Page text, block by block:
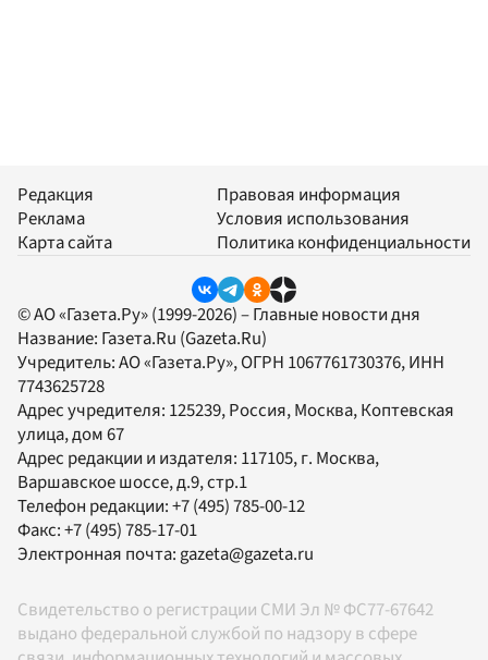
Редакция
Реклама
Карта сайта
Правовая информация
Условия использования
Политика конфиденциальности
© АО «Газета.Ру» (1999-2026) – Главные новости дня
Название: Газета.Ru (Gazeta.Ru)
Учредитель:АО «Газета.Ру», ОГРН 1067761730376, ИНН
7743625728
Адрес учредителя: 125239, Россия, Москва, Коптевская
улица, дом 67
Адрес редакции и издателя: 117105, г. Москва,
Варшавское шоссе, д.9, стр.1
Телефон редакции:+7 (495) 785-00-12
Факс:+7 (495) 785-17-01
Электронная почта: gazeta@gazeta.ru
Свидетельство о регистрации СМИ Эл № ФС77-67642
выдано федеральной службой по надзору в сфере